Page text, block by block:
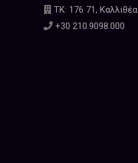
ΤΚ: 176 71, Καλλιθέα
+30 210.9098.000